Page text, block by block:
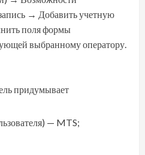
→ Добавить учетную
поля формы
выбранному оператору.
придумывает
— MTS;